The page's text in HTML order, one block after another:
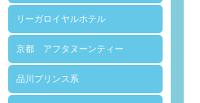
リーガロイヤルホテル
京都 アフタヌーンティー
品川プリンス系